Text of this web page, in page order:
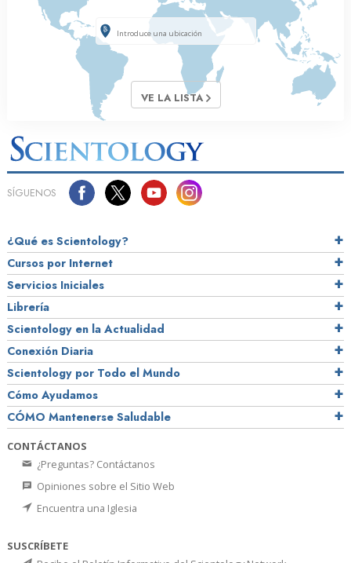
VE LA LISTA
SÍGUENOS
¿Qué es Scientology?
Cursos por Internet
Servicios Iniciales
Librería
Scientology en la Actualidad
Conexión Diaria
Scientology por Todo el Mundo
Cómo Ayudamos
CÓMO Mantenerse Saludable
CONTÁCTANOS
¿Preguntas? Contáctanos
Opiniones sobre el Sitio Web
Encuentra una Iglesia
SUSCRÍBETE